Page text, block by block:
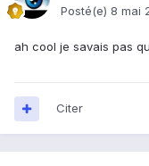
Posté(e) 8 mai
ah cool je savais pas
Citer